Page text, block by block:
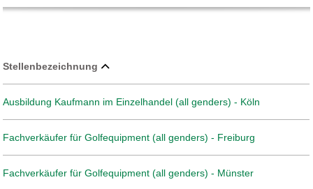
Stellenbezeichnung
Ausbildung Kaufmann im Einzelhandel (all genders) - Köln
Fachverkäufer für Golfequipment (all genders) - Freiburg
Fachverkäufer für Golfequipment (all genders) - Münster